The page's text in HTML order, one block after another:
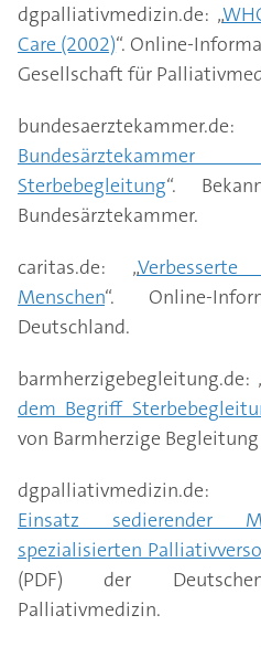
Angehörigen
Sterbenden werden
Wunsch sein, ein
achten die Betreuenden
Bedürfnisse erfüllt sind
einer lindernden
werden, um die letzte
Die durchschnittliche
beträgt zwei bis vier
Menschen zuvor auf
Krankenhaus oder
Hospiz kommen.
Palliative Care tätig sind,
ihrem letzten
Care den
manchmal sogar Jahre
Lebensqualität in der
verbessern und
lindern.
dgpalliativmedizin.de: „
Care (2002)“. Online-
Gesellschaft für
Sterbebegleitung“.
Bundesärztekammer.
caritas.de: „
Menschen“. Online-
Deutschland.
barmherzigebegleitung.de:
dem Begriff
von Barmherzige Begleitung
dgpalliativmedizin.de:
Einsatz sedierender
spezialisierten
(PDF) der
Palliativmedizin.